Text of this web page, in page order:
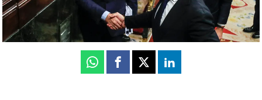
Luis Alcantud
Publicado:
06 de mayo de 2024, 13:22
Whatsapp
Facebook
X Linkedin